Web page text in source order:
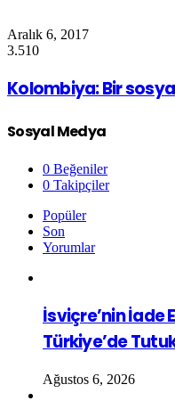
Aralık 6, 2017
3.510
Kolombiya: Bir
Sosyal Medya
0 Beğeniler
0 Takipçiler
Popüler
Son
Yorumlar
İsviçre’nin İade
Türkiye’de
Ağustos 6, 2026